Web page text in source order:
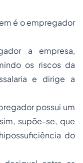
é o empregador
a empresa,
os riscos da
e dirige a
possui um
supõe-se, que
do